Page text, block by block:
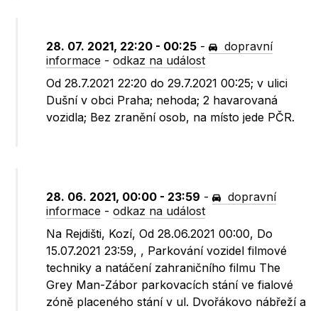
28. 07. 2021, 22:20 - 00:25 -
dopravní
informace -odkaz na událost
Od 28.7.2021 22:20 do 29.7.2021 00:25; v ulici
Dušní v obci Praha; nehoda; 2 havarovaná
vozidla; Bez zranění osob, na místo jede PČR.
28. 06. 2021, 00:00 - 23:59 -
dopravní
informace -odkaz na událost
Na Rejdišti, Kozí, Od 28.06.2021 00:00, Do
15.07.2021 23:59, , Parkování vozidel filmové
techniky a natáčení zahraničního filmu The
Grey Man-Zábor parkovacích stání ve fialové
zóně placeného stání v ul. Dvořákovo nábřeží a